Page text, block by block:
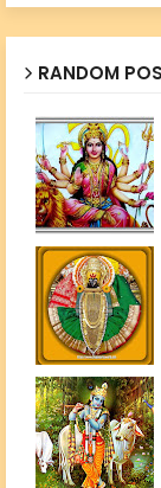
RANDOM